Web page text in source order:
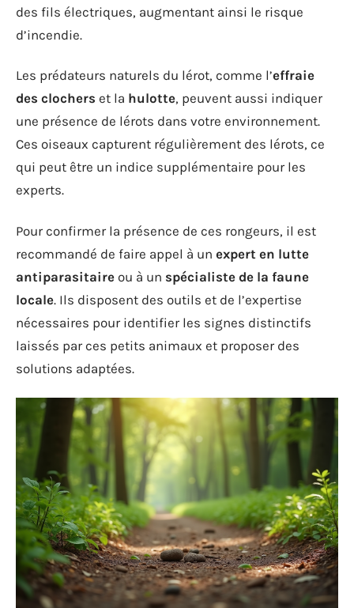
des fils électriques, augmentant ainsi le risque
d’incendie.
Les prédateurs naturels du lérot, comme l’effraie
des clochers et la hulotte, peuvent aussi indiquer
une présence de lérots dans votre environnement.
Ces oiseaux capturent régulièrement des lérots, ce
qui peut être un indice supplémentaire pour les
experts.
Pour confirmer la présence de ces rongeurs, il est
recommandé de faire appel à un expert en lutte
antiparasitaire ou à un spécialiste de la faune
locale. Ils disposent des outils et de l’expertise
nécessaires pour identifier les signes distinctifs
laissés par ces petits animaux et proposer des
solutions adaptées.